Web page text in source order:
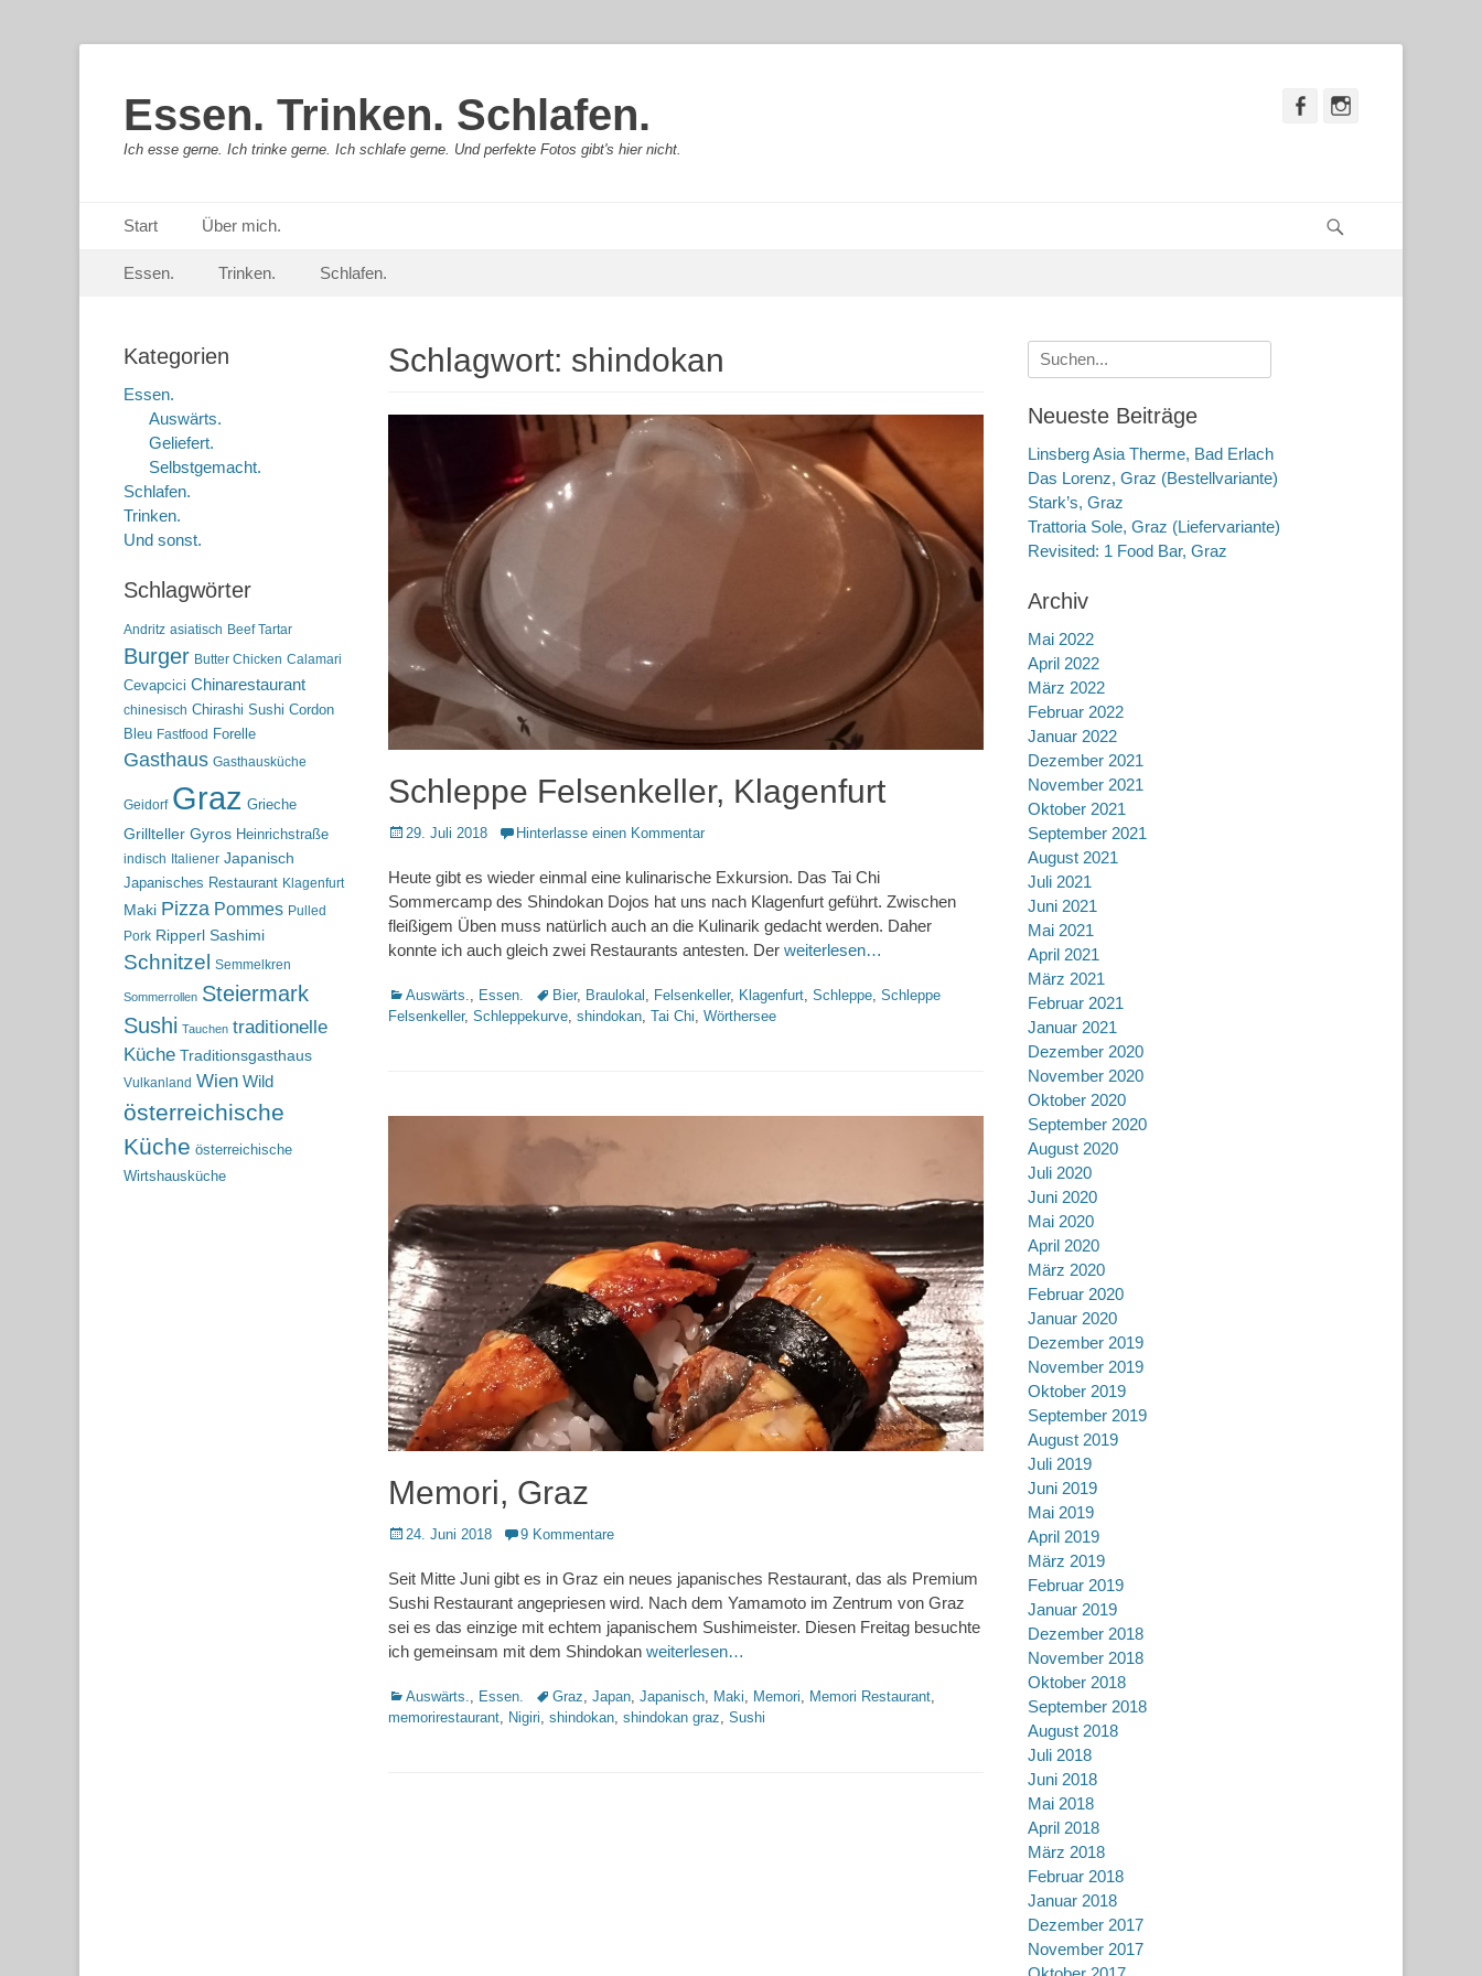
Essen. Trinken. Schlafen.
Ich esse gerne. Ich trinke gerne. Ich schlafe gerne. Und perfekte Fotos gibt's hier nicht.
Facebook
Primäres Menü
zum
Start Über mich.
Sekundär-Menü
zum
Essen. Trinken. Schlafen.
Schlagwort: shindokan
Schleppe Felsenkeller, Klagenfurt
Posted29. Juli 2018 Hinterlasse einen Kommentar
Heute gibt es wieder einmal eine kulinarische Exkursion. Das Tai Chi
Sommercamp des Shindokan Dojos hat uns nach Klagenfurt geführt. Zwischen
fleißigem Üben muss natürlich auch an die Kulinarik gedacht werden. Daher
konnte ich auch gleich zwei Restaurants antesten. Der weiterlesen…
Kategorien
Auswärts. Essen. Schlagworte
Bier, Braulokal Felsenkeller, Klagenfurt Schleppe Schleppe
Felsenkeller, Schleppekurve shindokan Tai Chi Wörthersee
Memori, Graz
Posted24. Juni 2018 9 Kommentare
Seit Mitte Juni gibt es in Graz ein neues japanisches Restaurant, das als Premium
Sushi Restaurant angepriesen wird. Nach dem Yamamoto im Zentrum von Graz
sei es das einzige mit echtem japanischem Sushimeister. Diesen Freitag besuchte
ich gemeinsam mit dem Shindokan weiterlesen…
Kategorien
Auswärts. Essen. Schlagworte
Graz Japan Japanisch Maki Memori Memori Restaurant
memorirestaurant
Nigiri shindokan shindokan graz Sushi
Suche
nach:
Neueste Beiträge
Linsberg Asia Therme, Bad Erlach
Das Lorenz, Graz (Bestellvariante)
Stark’s, Graz
Trattoria Sole, Graz (Liefervariante)
Revisited: 1 Food Bar, Graz
Archiv
Mai 2022
April 2022
März 2022
Februar 2022
Januar 2022
Dezember 2021
November 2021
Oktober 2021
September 2021
August 2021
Juli 2021
Juni 2021
Mai 2021
April 2021
März 2021
Februar 2021
Januar 2021
Dezember 2020
November 2020
Oktober 2020
September 2020
August 2020
Juli 2020
Juni 2020
Mai 2020
April 2020
März 2020
Februar 2020
Januar 2020
Dezember 2019
November 2019
Oktober 2019
September 2019
August 2019
Juli 2019
Juni 2019
Mai 2019
April 2019
März 2019
Februar 2019
Januar 2019
Dezember 2018
November 2018
Oktober 2018
September 2018
August 2018
Juli 2018
Juni 2018
Mai 2018
April 2018
März 2018
Februar 2018
Januar 2018
Dezember 2017
November 2017
Kategorien
Essen.
Auswärts.
Geliefert.
Selbstgemacht.
Schlafen.
Trinken.
Und sonst.
Schlagwörter
Andritz asiatisch Beef Tartar
Burger Butter Chicken Calamari
Cevapcici Chinarestaurant
chinesisch Chirashi Sushi Cordon
Bleu Fastfood Forelle
Gasthaus Gasthausküche
Geidorf Graz Grieche
Grillteller Gyros Heinrichstraße
indisch Italiener Japanisch
Japanisches Restaurant Klagenfurt
Maki Pizza Pommes Pulled
Pork Ripperl Sashimi
Schnitzel Semmelkren
Sommerrollen Steiermark
Sushi Tauchen traditionelle
Küche Traditionsgasthaus
Vulkanland Wien Wild
österreichische
Küche österreichische
Wirtshausküche